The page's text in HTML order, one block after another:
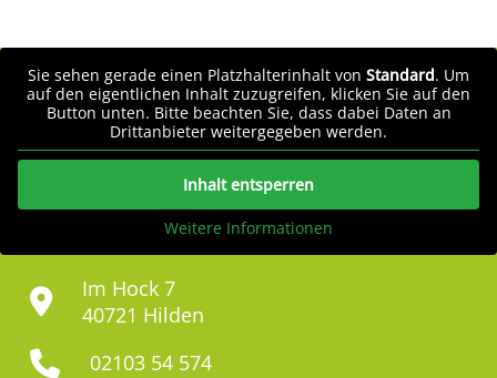
Sie sehen gerade einen Platzhalterinhalt von Standard. Um
auf den eigentlichen Inhalt zuzugreifen, klicken Sie auf den
Button unten. Bitte beachten Sie, dass dabei Daten an
Drittanbieter weitergegeben werden.
Inhalt entsperren
Weitere Informationen
Im Hock 7
40721 Hilden
02103 54 574